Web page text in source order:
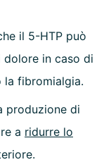
il 5-HTP può
dolore in caso di
la fibromialgia.
produzione di
a ridurre lo